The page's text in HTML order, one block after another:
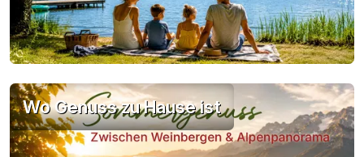
Wo Genuss zu Hause ist